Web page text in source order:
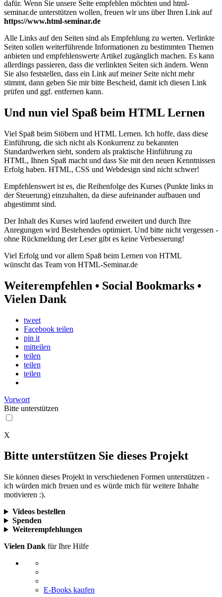
dafür. Wenn Sie unsere Seite empfehlen möchten und html-
seminar.de unterstützen wollen, freuen wir uns über Ihren Link auf
https://www.html-seminar.de
Alle Links auf den Seiten sind als Empfehlung zu werten. Verlinkte
Seiten sollen weiterführende Informationen zu bestimmten Themen
anbieten und empfehlenswerte Artikel zugänglich machen. Es kann
allerdings passieren, dass die verlinkten Seiten sich ändern. Wenn
Sie also feststellen, dass ein Link auf meiner Seite nicht mehr
stimmt, dann geben Sie mir bitte Bescheid, damit ich diesen Link
prüfen und ggf. entfernen kann.
Und nun viel Spaß beim HTML Lernen
Viel Spaß beim Stöbern und HTML Lernen. Ich hoffe, dass diese
Einführung, die sich nicht als Konkurrenz zu bekannten
Standardwerken sieht, sondern als praktische Hinführung zu
HTML, Ihnen Spaß macht und dass Sie mit den neuen Kenntnissen
Erfolg haben. HTML, CSS und Webdesign sind nicht schwer!
Empfehlenswert ist es, die Reihenfolge des Kurses (Punkte links in
der Steuerung) einzuhalten, da diese aufeinander aufbauen und
abgestimmt sind.
Der Inhalt des Kurses wird laufend erweitert und durch Ihre
Anregungen wird Bestehendes optimiert. Und bitte nicht vergessen -
ohne Rückmeldung der Leser gibt es keine Verbesserung!
Viel Erfolg und vor allem Spaß beim Lernen von HTML
wünscht das Team von HTML-Seminar.de
Weiterempfehlen • Social Bookmarks •
Vielen Dank
tweet
Facebook teilen
pin it
mitteilen
teilen
teilen
teilen
Vorwort
Bitte unterstützen
X
Bitte unterstützen Sie dieses Projekt
Sie können dieses Projekt in verschiedenen Formen unterstützen -
ich würden mich freuen und es würde mich für weitere Inhalte
motivieren :).
Videos bestellen
Spenden
Weiterempfehlungen
Vielen Dank für Ihre Hilfe
E-Books kaufen